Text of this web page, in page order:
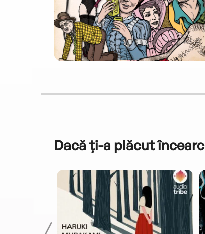
Dacă ți-a plăcut